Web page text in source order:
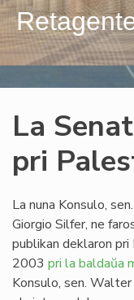
La
pri
La nuna Konsulo, sen.
Giorgio Silfer, ne
publikan deklaron
2003 pri la baldaŭa
Konsulo, sen.